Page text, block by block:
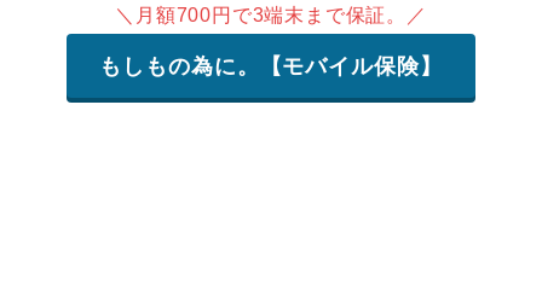
＼月額700円で3端末まで保証。／
もしもの為に。【モバイル保険】